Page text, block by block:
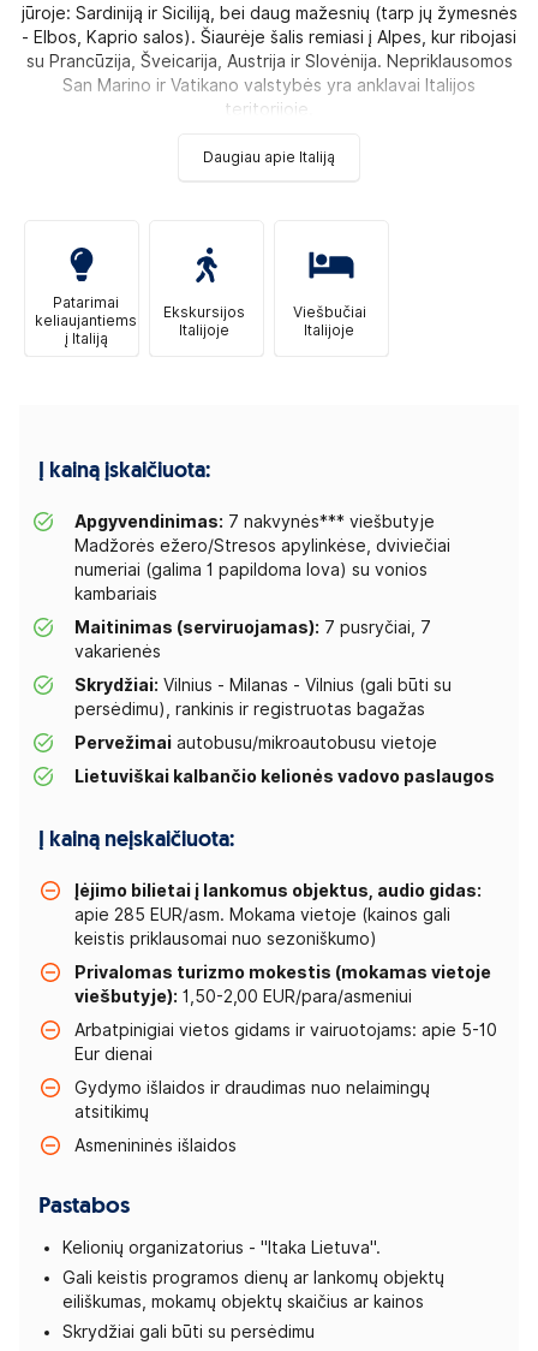
jūroje: Sardiniją ir Siciliją, bei daug mažesnių (tarp jų žymesnės
- Elbos, Kaprio salos). Šiaurėje šalis remiasi į Alpes, kur ribojasi
su Prancūzija, Šveicarija, Austrija ir Slovėnija. Nepriklausomos
San Marino ir Vatikano valstybės yra anklavai Italijos
teritorijoje.
Daugiau apie Italiją
Patarimai
keliaujantiems
į Italiją
Ekskursijos
Italijoje
Viešbučiai
Italijoje
Į kainą įskaičiuota:
Apgyvendinimas: 7 nakvynės*** viešbutyje
Madžorės ežero/Stresos apylinkėse, dviviečiai
numeriai (galima 1 papildoma lova) su vonios
kambariais
Maitinimas (serviruojamas): 7 pusryčiai, 7
vakarienės
Skrydžiai: Vilnius - Milanas - Vilnius (gali būti su
persėdimu), rankinis ir registruotas bagažas
Pervežimai autobusu/mikroautobusu vietoje
Lietuviškai kalbančio kelionės vadovo paslaugos
Į kainą neįskaičiuota:
Įėjimo bilietai į lankomus objektus, audio gidas:
apie 285 EUR/asm. Mokama vietoje (kainos gali
keistis priklausomai nuo sezoniškumo)
Privalomas turizmo mokestis (mokamas vietoje
viešbutyje): 1,50-2,00 EUR/para/asmeniui
Arbatpinigiai vietos gidams ir vairuotojams: apie 5-10
Eur dienai
Gydymo išlaidos ir draudimas nuo nelaimingų
atsitikimų
Asmenininės išlaidos
Pastabos
Kelionių organizatorius - "Itaka Lietuva".
Gali keistis programos dienų ar lankomų objektų
eiliškumas, mokamų objektų skaičius ar kainos
Skrydžiai gali būti su persėdimu